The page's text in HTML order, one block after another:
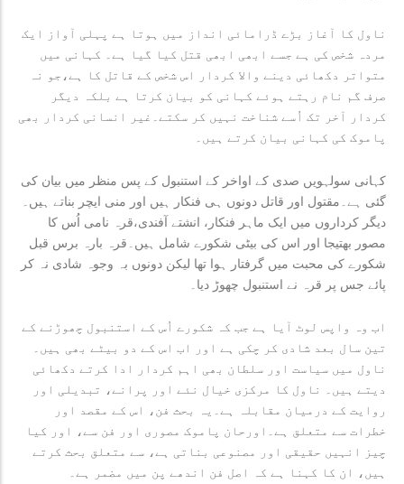
ناول کا آغاز بڑے ڈرامائی انداز میں ہوتا ہے پہلی آواز ایک
مردہ شخص کی ہے جسے ابھی ابھی قتل کیا گیا ہے۔ کہانی میں
متواتر دکھائی دینے والا کردار اس شخص کے قاتل کا ہے،جو نہ
صرف گم نام رہتے ہوئے کہانی کو بیان کرتا ہے بلکہ دیگر
کردار آخر تک اُسے شناخت نہیں کر سکتے۔غیر انسانی کردار بھی
پاموک کی کہانی بیان کرتے ہیں۔
کہانی سولہویں صدی کے اواخر کے استنبول کے پس منظر میں بیان کی
گئی ہے۔مقتول اور قاتل دونوں ہی فنکار ہیں اور منی ایچر بناتے ہیں۔
دیگر کرداروں میں ایک ماہر فنکار، انشتے آفندی،قرہ نامی اُس کا
مصور بھتیجا اور اس کی بیٹی شکورے شامل ہیں۔قرہ بارہ برس قبل
شکورے کی محبت میں گرفتار ہوا تھا لیکن دونوں بہ وجوہ شادی نہ کر
پائے جس پر قرہ نے استنبول چھوڑ دیا۔
اب وہ واپس لوٹ آیا ہے جب کہ شکورے اُس کے استنبول چھوڑنے کے
تین سال بعد شادی کر چکی ہے اور اب اس کے دو بیٹے بھی ہیں۔
ناول میں سیاست اور سلطان بھی اہم کردار ادا کرتے دکھائی
دیتے ہیں۔ ناول کا مرکزی خیال نئے اور پرانے، تبدیلی اور
روایت کے درمیان مقابلہ ہے۔یہ بحث فن، اس کے مقصد اور
خطرات سے متعلق ہے۔اورحان پاموک مصوری اور فن سے، اور کیا
چیز انہیں حقیقی اور مصنوعی بناتی ہے، سے متعلق بحث کرتے
ہیں، ان کا کہنا ہے کہ اصل فن اندھے پن میں مضمر ہے۔